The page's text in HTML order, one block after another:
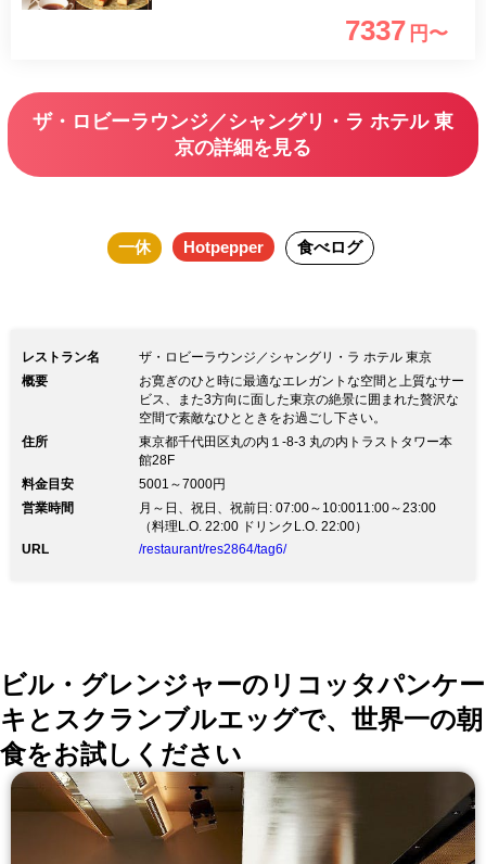
旬の食材をふんだんに使用し、季節感の
みながら、美味しいひとときをお過ごし
ください。 ※予約状況によりまして
さい(ご指定は承りかねます) ※食材にア
※一休上で満席の場合、お電話にてお問
い合わせください ※お席のご利用は予
約時間より2時間とさせていただきます
（30分前ドリンクラストオーダー） ※
メニュー内容は仕入れ状況により変更と
なることがございます
7337 円〜
ザ・ロビーラウンジ／シャングリ・ラ ホテル 東
京の詳細を見る
一休 Hotpepper 食べログ
レストラン名
ザ・ロビーラウンジ／シャングリ・ラ ホテル 東京
概要
お寛ぎのひと時に最適なエレガントな空間と上質なサー
ビス、また3方向に面した東京の絶景に囲まれた贅沢な
空間で素敵なひとときをお過ごし下さい。
住所
東京都千代田区丸の内１-8-3 丸の内トラストタワー本
館28F
料金目安
5001～7000円
営業時間
月～日、祝日、祝前日: 07:00～10:0011:00～23:00
（料理L.O. 22:00 ドリンクL.O. 22:00）
URL
/restaurant/res2864/tag6/
ビル・グレンジャーのリコッタパンケー
キとスクランブルエッグで、世界一の朝
食をお試しください